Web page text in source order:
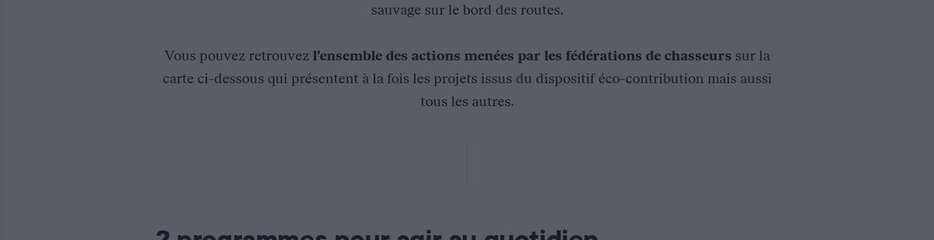
sauvage sur le bord des routes.
Vous pouvez retrouvez l’ensemble des actions menées par les fédérations de chasseurs sur la
carte ci-dessous qui présentent à la fois les projets issus du dispositif éco-contribution mais aussi
tous les autres.